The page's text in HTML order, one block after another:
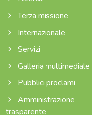
Terza missione
Internazionale
Servizi
Galleria multimediale
Pubblici proclami
Amministrazione
trasparente